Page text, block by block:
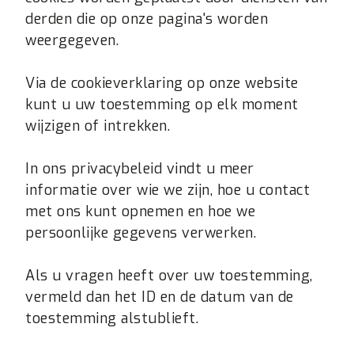
derden die op onze pagina's worden
weergegeven.
Via de cookieverklaring op onze website
kunt u uw toestemming op elk moment
wijzigen of intrekken.
In ons privacybeleid vindt u meer
informatie over wie we zijn, hoe u contact
met ons kunt opnemen en hoe we
persoonlijke gegevens verwerken.
Als u vragen heeft over uw toestemming,
vermeld dan het ID en de datum van de
toestemming alstublieft.